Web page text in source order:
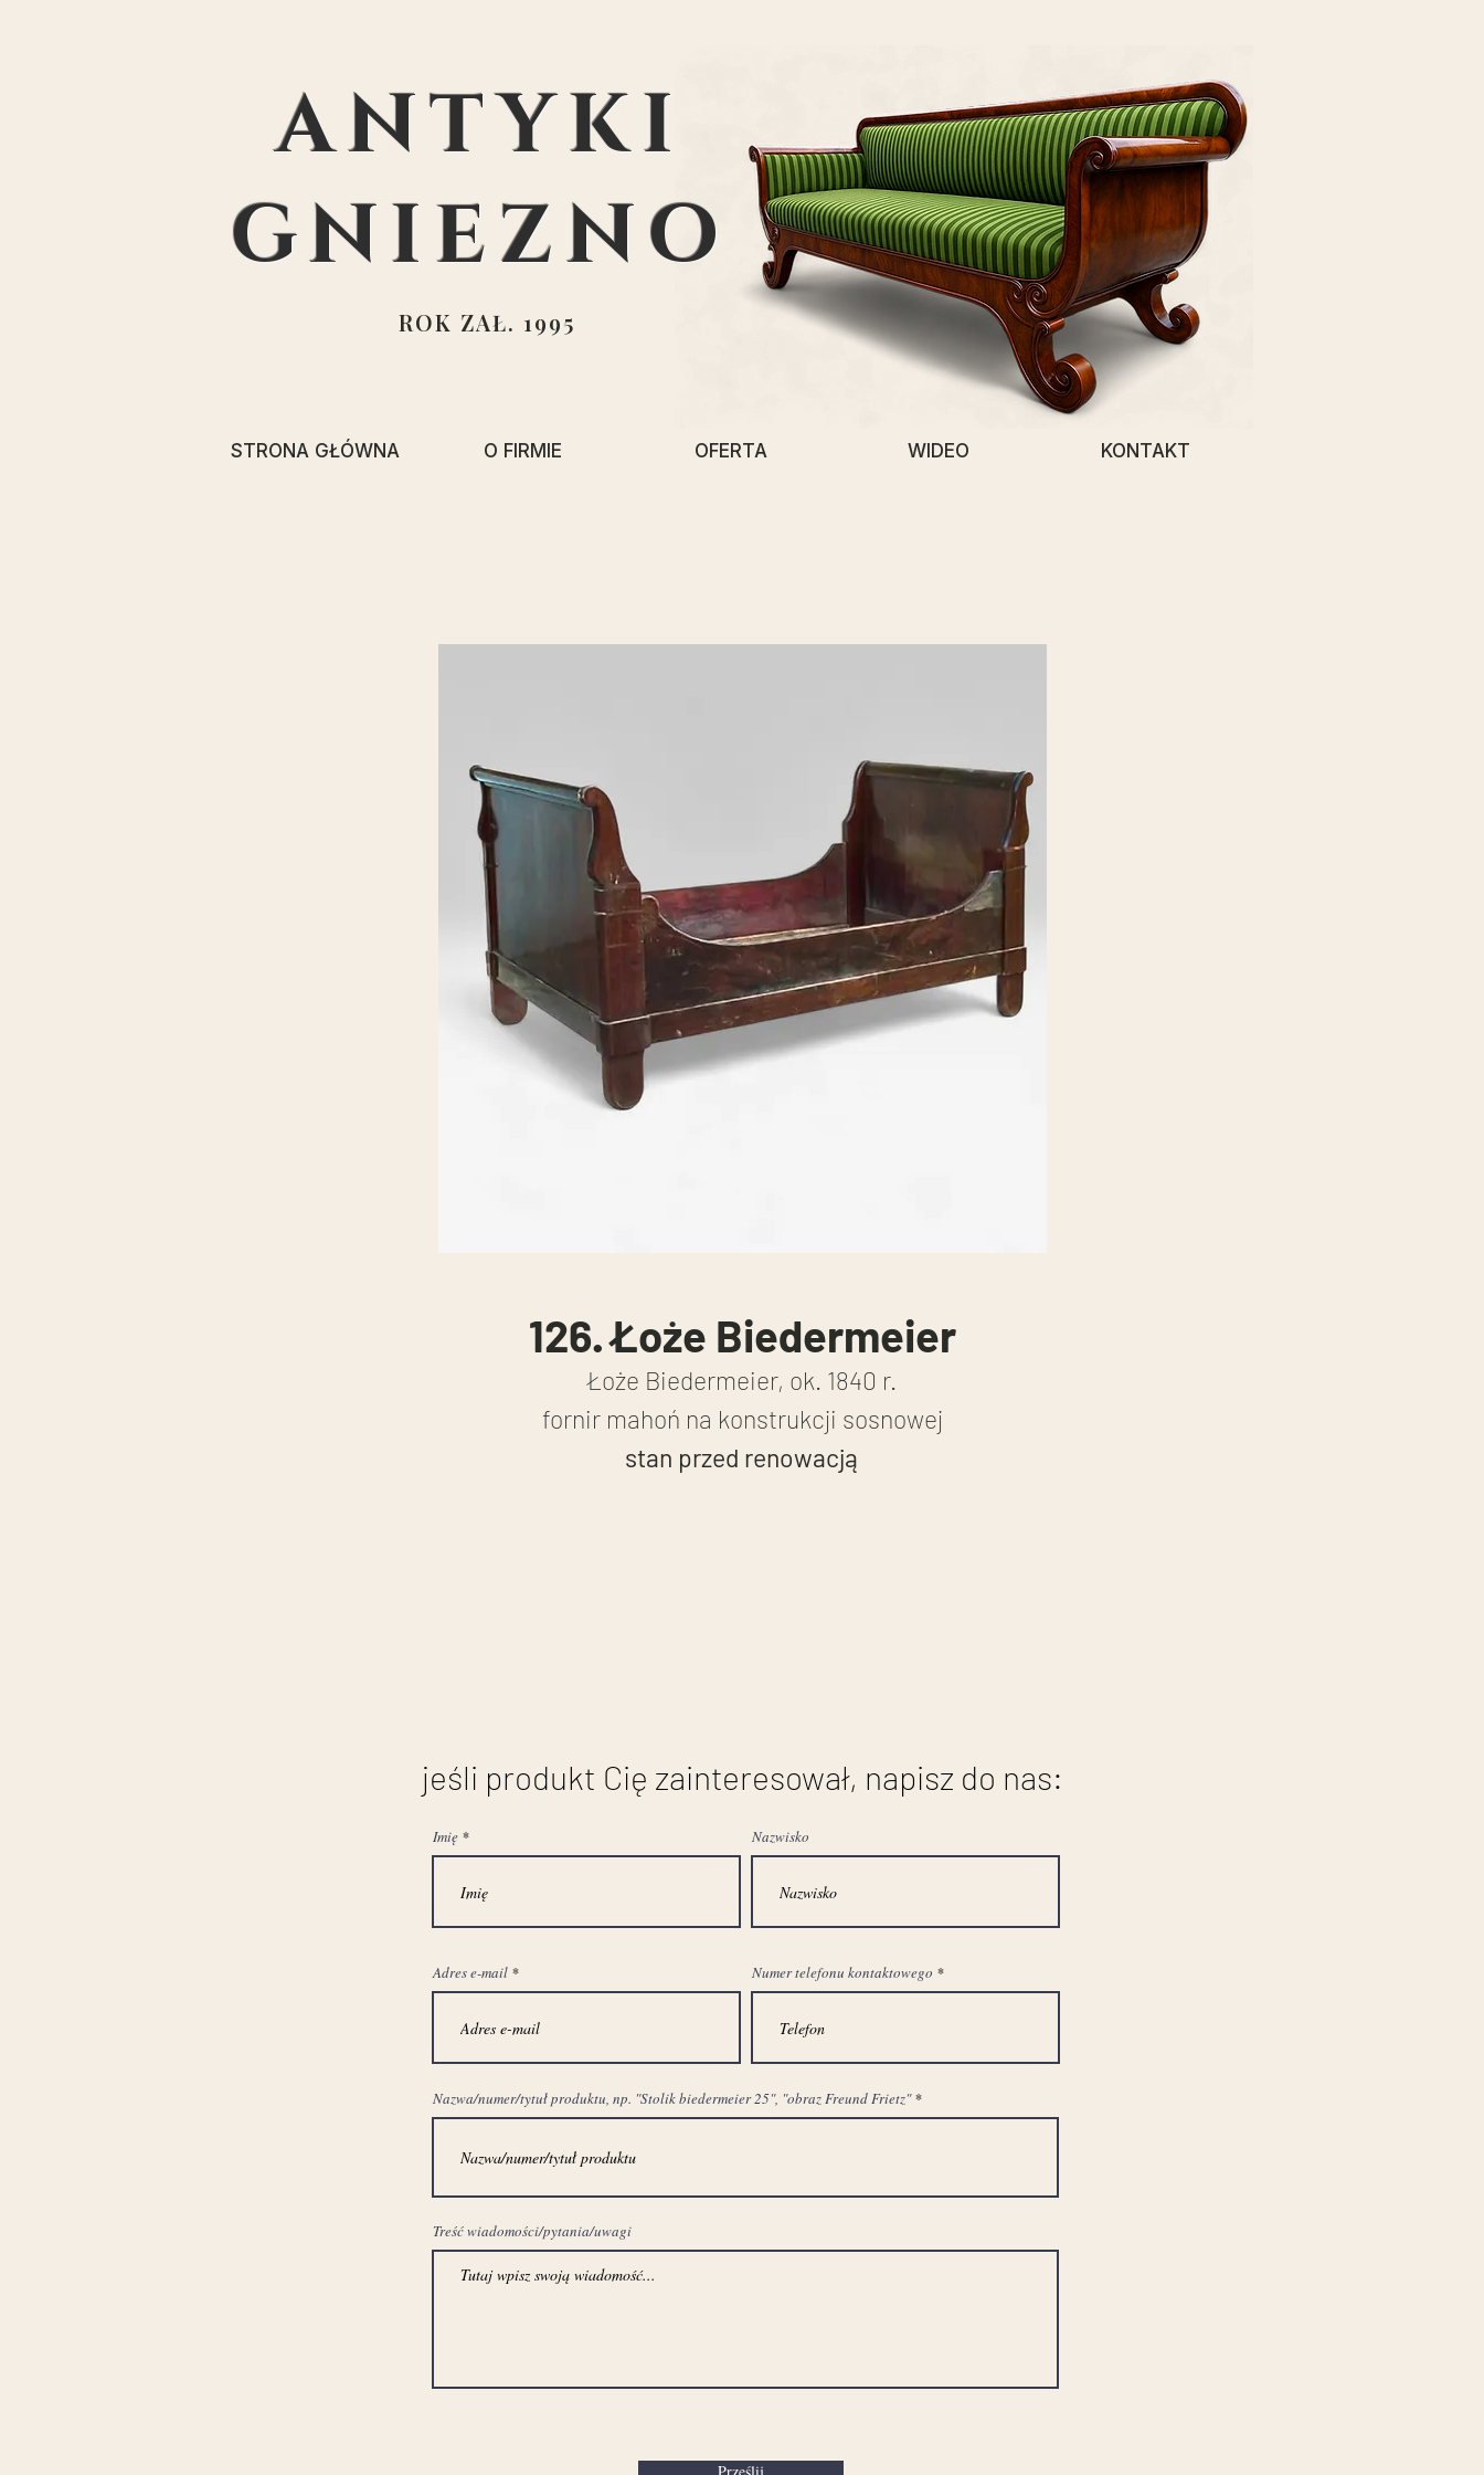
ANTYKI
GNIEZNO
ROK ZAŁ. 1995
126. Łoże Biedermeier
Łoże Biedermeier, ok. 1840 r.
fornir mahoń na konstrukcji sosnowej
stan przed renowacją
jeśli produkt Cię zainteresował, napisz do nas:
Imię Nazwisko
Adres e-mail Numer telefonu kontaktowego
Nazwa/numer/tytuł produktu, np. "Stolik biedermeier 25", "obraz Freund Frietz"
Treść wiadomości/pytania/uwagi
STRONA GŁÓWNA O FIRMIE OFERTA WIDEO KONTAKT